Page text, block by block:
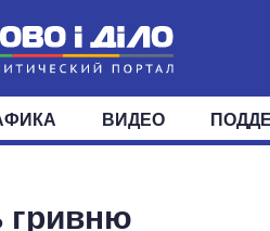
ЭКОНОМИКА ОБЩЕСТВО
КОМИТЕТЫ ФРАКЦИИ
ВИДЕО
гривню